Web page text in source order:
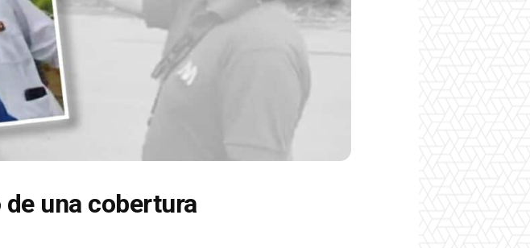
una cobertura